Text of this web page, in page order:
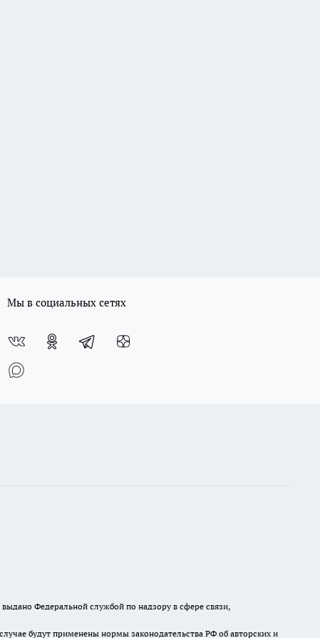
Мы в социальных сетях
Федеральной службой по надзору в сфере связи,
будут применены нормы законодательства РФ об авторских и